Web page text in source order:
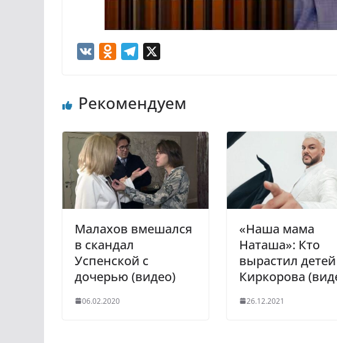
o
l
a
s
n
k
i
e
a
m
Рекомендуем
Малахов вмешался
в скандал
Успенской с
дочерью (видео)
06.02.2020
«Наша мама
Наташа»: Кто
вырастил детей
Киркорова
26.12.2021